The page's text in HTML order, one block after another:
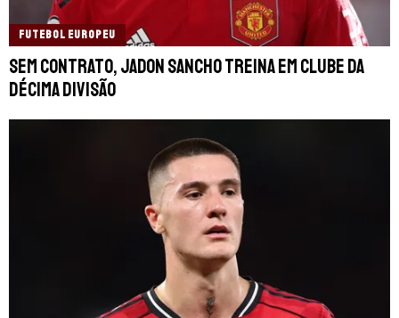
FUTEBOL EUROPEU
Sem contrato, Jadon Sancho treina em clube da
décima divisão